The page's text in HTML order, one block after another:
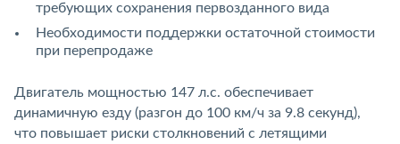
требующих сохранения первозданного вида
Необходимости поддержки остаточной стоимости
при перепродаже
Двигатель мощностью 147 л.с. обеспечивает
динамичную езду (разгон до 100 км/ч за 9.8 секунд),
что повышает риски столкновений с летящими